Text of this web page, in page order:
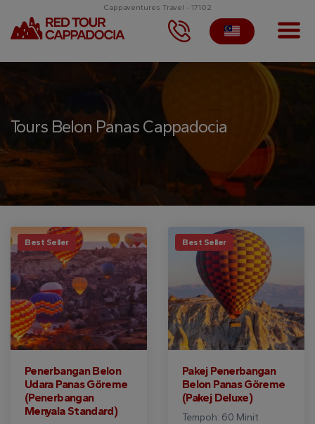
Cappaventures Travel - 17102
Tours Belon Panas Cappadocia
Best Seller
Penerbangan Belon
Udara Panas Göreme
(Penerbangan
Menyala Standard)
Best Seller
Pakej Penerbangan
Belon Panas Göreme
(Pakej Deluxe)
Tempoh: 60 Minit